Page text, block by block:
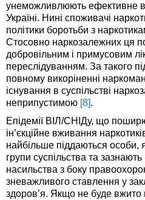
унеможливлюють ефективне
Україні. Нині споживачі
політики боротьби з
Стосовно наркозалежних ця
добровільним і примусовим
переслідуванням. За такого
повному викоріненні
існування в суспільстві
неприпустимою [8] .
Епідемії ВІЛ/СНІДу, що
ін’єкційне вживання
найбільше піддаються особи,
групи суспільства та
насильства з боку
зневажливого ставлення у
здоров’я. Якщо не буде вжито